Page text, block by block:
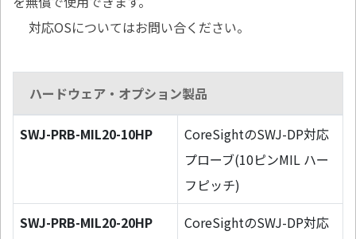
対応OSについてはお問い合ください。
ハードウェア・オプション製品
SWJ-PRB-MIL20-10HP
CoreSightのSWJ-DP対応
プローブ(10ピンMIL ハー
フピッチ)
SWJ-PRB-MIL20-20HP
CoreSightのSWJ-DP対応